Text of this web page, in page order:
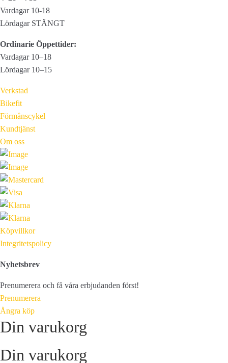
Vardagar 10-18
Lördagar STÄNGT
Ordinarie Öppettider:
Vardagar 10–18
Lördagar 10–15
Verkstad
Bikefit
Förmånscykel
Kundtjänst
Om oss
Köpvillkor
Integritetspolicy
Nyhetsbrev
Prenumerera och få våra erbjudanden först!
Prenumerera
Ångra köp
Din varukorg
Din varukorg